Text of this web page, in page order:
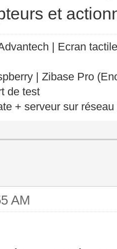
et
| Ecran
| Zibase Pro
de test
+ serveur sur
AM